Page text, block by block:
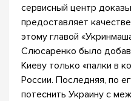
сервисный центр
предоставляет
этому главой
Слюсаренко было
Киеву только «палки в
России. Последняя, по
потеснить Украину с